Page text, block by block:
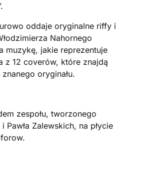
oddaje oryginalne riffy i
Nahornego
muzykę, jakie reprezentuje
z 12 coverów, które znajdą
oryginału.
zespołu, tworzonego
Zalewskich, na płycie